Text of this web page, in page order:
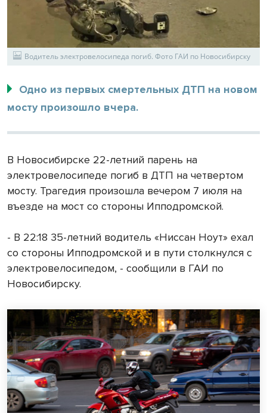
Водитель электровелосипеда погиб. Фото ГАИ по Новосибирску
Одно из первых смертельных ДТП на новом
мосту произошло вчера.
В Новосибирске 22-летний парень на
электровелосипеде погиб в ДТП на четвертом
мосту. Трагедия произошла вечером 7 июля на
въезде на мост со стороны Ипподромской.
- В 22:18 35-летний водитель «Ниссан Ноут» ехал
со стороны Ипподромской и в пути столкнулся с
электровелосипедом, - сообщили в ГАИ по
Новосибирску.